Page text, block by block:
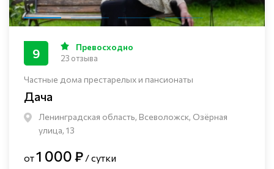
Частные дома престарелых и пансионаты
Дача
Ленинградская область, Всеволожск, Озёрная
улица, 13
9 Превосходно
23 отзыва
от1 000 ₽ / сутки